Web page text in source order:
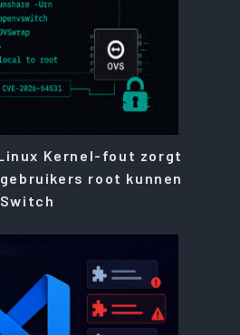
Kernel-fout zorgt
root kunnen